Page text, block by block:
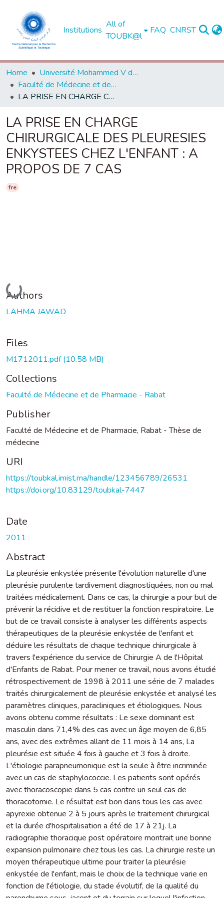
Institutions
All of
TOUBK@l
FAQ CNRST
Home
Université Mohammed V de Rabat
Faculté de Médecine et de Pharmacie - Rabat
LA PRISE EN CHARGE CHIRURGICALE DES PLEURESIES ENKYSTEES CHEZ L'ENFANT : A PROPOS DE 7 CAS
LA PRISE EN CHARGE
CHIRURGICALE DES PLEURESIES
ENKYSTEES CHEZ L'ENFANT : A
PROPOS DE 7 CAS
fre
Loading...
Authors
LAHMA JAWAD
Files
M1712011.pdf(10.58 MB)
Collections
Faculté de Médecine et de Pharmacie - Rabat
Publisher
Faculté de Médecine et de Pharmacie, Rabat - Thèse de
médecine
URI
https://toubkal.imist.ma/handle/123456789/26531
https://doi.org/10.83129/toubkal-7447
Date
2011
Abstract
La pleurésie enkystée présente l'évolution naturelle d'une
pleurésie purulente tardivement diagnostiquées, non ou mal
traitées médicalement. Dans ce cas, la chirurgie a pour but de
prévenir la récidive et de restituer la fonction respiratoire. Le
but de ce travail consiste à analyser les différents aspects
thérapeutiques de la pleurésie enkystée de l'enfant et
déduire les résultats de chaque technique chirurgicale à
travers l'expérience du service de Chirurgie A de l'Hôpital
d'Enfants de Rabat. Pour mener ce travail, nous avons étudié
rétrospectivement de 1998 à 2011 une série de 7 malades
traités chirurgicalement de pleurésie enkystée et analysé les
paramètres cliniques, paracliniques et étiologiques. Nous
avons obtenu comme résultats : Le sexe dominant est
masculin dans 71,4% des cas avec un âge moyen de 6,85
ans, avec des extrêmes allant de 11 mois à 14 ans, La
pleurésie est située 4 fois à gauche et 3 fois à droite.
L'étiologie parapneumonique est la seule à être incriminée
avec un cas de staphylococcie. Les patients sont opérés
avec thoracoscopie dans 5 cas contre un seul cas de
thoracotomie. Le résultat est bon dans tous les cas avec
apyrexie obtenue 2 à 5 jours après le traitement chirurgical
et la durée d'hospitalisation a été de 17 à 21j. La
radiographie thoracique post opératoire montrait une bonne
expansion pulmonaire chez tous les cas. La chirurgie reste un
moyen thérapeutique ultime pour traiter la pleurésie
enkystée de l'enfant, mais le choix de la technique varie en
fonction de l'étiologie, du stade évolutif, de la qualité du